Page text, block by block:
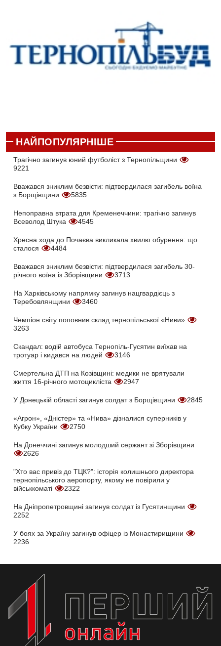
НАЙПОПУЛЯРНІШЕ
Трагічно загинув юний футболіст з Тернопільщини
9221
Вважався зниклим безвісти: підтвердилася загибель воїна
з Борщівщини
5835
Непоправна втрата для Кременеччини: трагічно загинув
Всеволод Штука
4545
Хресна хода до Почаєва викликала хвилю обурення: що
сталося
4484
Вважався зниклим безвісти: підтвердилася загибель 30-
річного воїна із Зборівщини
3713
На Харківському напрямку загинув нацгвардієць з
Теребовлянщини
3460
Чемпіон світу поповнив склад тернопільської «Ниви»
3263
Скандал: водій автобуса Тернопіль-Гусятин виїхав на
тротуар і кидався на людей
3146
Смертельна ДТП на Козівщині: медики не врятували
життя 16-річного мотоцикліста
2947
У Донецькій області загинув солдат з Борщівщини 2845
«Агрон», «Дністер» та «Нива» дізналися суперників у
Кубку України
2750
На Донеччині загинув молодший сержант зі Зборівщини
2626
"Хто вас привіз до ТЦК?": історія колишнього директора
тернопільського аеропорту, якому не повірили у
військкоматі
2322
На Дніпропетровщині загинув солдат із Гусятинщини
2252
У боях за Україну загинув офіцер із Монастирищини
2236